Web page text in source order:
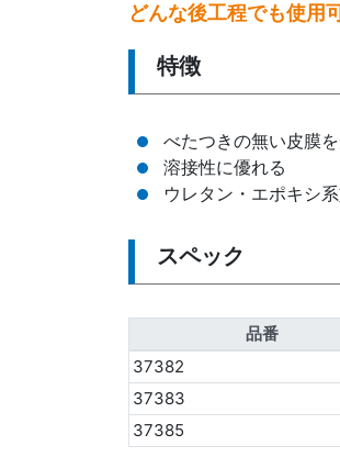
どんな後工程でも使用
特徴
べたつきの無い皮膜
溶接性に優れる
ウレタン・エポキシ
スペック
品番
37382
37383
37385